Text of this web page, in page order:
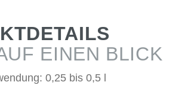
EINEN BLICK
0,25 bis 0,5 l